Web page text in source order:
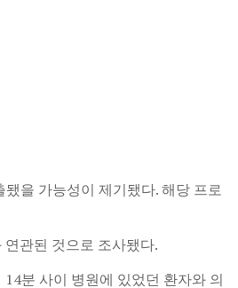
을 가능성이 제기됐다. 해당 프로
관된 것으로 조사됐다.
분 사이 병원에 있었던 환자와 의